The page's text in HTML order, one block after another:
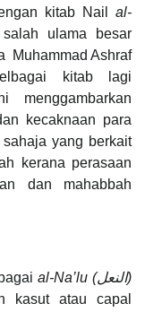
kitab Nail al-
Muhammad Ashraf
kitab lagi
menggambarkan
kecaknaan para
dan mahabbah
al-Na’lu (النعل)